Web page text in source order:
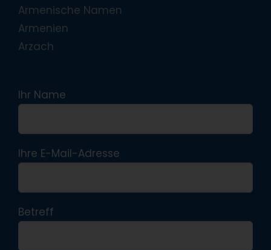
Armenische Namen
Armenien
Arzach
Ihr Name
Ihre E-Mail-Adresse
Betreff